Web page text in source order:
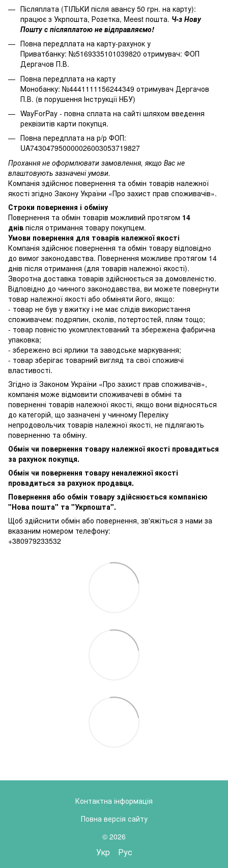
Післяплата (ТІЛЬКИ після авансу 50 грн. на карту):
працює з Укрпошта, Розетка, Meest пошта. Ч-з Нову
Пошту с післяплатою не відправляємо!
Повна передплата на карту-рахунок у
Приватбанку: №5169335101039820 отримувач: ФОП
Дергачов П.В.
Повна передплата на карту
Монобанку: №4441111156244349 отримувач Дергачов
П.В. (в порушення Інструкції НБУ)
WayForPay - повна сплата на сайті шляхом введення
реквізитів карти покупця.
Повна передплата на р/р ФОП:
UA743047950000026003053719827
Прохання не оформлювати замовлення, якщо Вас не
влаштовують зазначені умови.
Компанія здійснює повернення та обмін товарів належної
якості згідно Закону України «Про захист прав споживачів».
Строки повернення і обміну
Повернення та обмін товарів можливий протягом 14
днів після отримання товару покупцем.
Умови повернення для товарів належної якості
Компанія здійснює повернення та обмін товару відповідно
до вимог законодавства. Повернення можливе протягом 14
днів після отримання (для товарів належної якості).
Зворотна доставка товарів здійснюється за домовленістю.
Відповідно до чинного законодавства, ви можете повернути
товар належної якості або обміняти його, якщо:
- товар не був у вжитку і не має слідів використання
споживачем: подряпин, сколів, потертостей, плям тощо;
- товар повністю укомплектований та збережена фабрична
упаковка;
- збережено всі ярлики та заводське маркування;
- товар зберігає товарний вигляд та свої споживчі
властивості.
Згідно із Законом України «Про захист прав споживачів»,
компанія може відмовити споживачеві в обміні та
поверненні товарів належної якості, якщо вони відносяться
до категорій, що зазначені у чинному Переліку
непродовольчих товарів належної якості, не підлягають
поверненню та обміну.
Обмін чи повернення товару належної якості провадиться
за рахунок покупця.
Обмін чи повернення товару неналежної якості
провадиться за рахунок продавця.
Повернення або обмін товару здійснюється компанією
"Нова пошта" та "Укрпошта".
Щоб здійснити обмін або повернення, зв'яжіться з нами за
вказаним номером телефону:
+380979233532
Контактна інформація
Повна версія сайту
© 2026
Укр Рус